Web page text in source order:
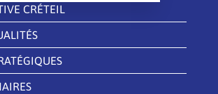
CRÉTEIL